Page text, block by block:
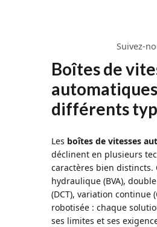
Suivez-
Boîtes de
différents
Les boîtes de vitesses
déclinent en plusieurs
caractères bien distincts.
hydraulique (BVA),
(DCT), variation continue
robotisée : chaque
ses limites et ses